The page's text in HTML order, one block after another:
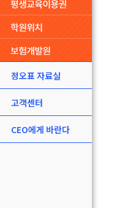
정오표 자료실
고객센터
CEO에게 바란다